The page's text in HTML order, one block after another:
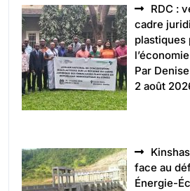
RDC :
cadre
plastiques
Par
2 août
face au
Énergie-